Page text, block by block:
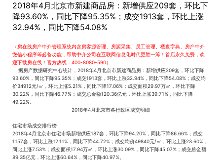
2018年4月北京市新建商品房：新增供应209套，环比下
降93.60%，同比下降95.35%；成交1913套，环比上涨
32.94%，同比下降54.08%
（房在线房产中介管理系统内含房客源管理、房源采集、员工管理、楼盘字典、房产中介
微信小程序等必备功能，帮助中介公司在互联网信息化时代更胜一筹！首店永久免费，欢
迎下载房在线！官方热线：400-8080-590）
据房产数据研究中心统计，2018年4月北京市新建商品房：新增供应209套，环比下降
93.60%，同比下降95.35%；成交1913套，环比上涨32.94%，同比下降54.08%；成交均
价34912元/㎡，环比上涨5.21%，同比下降17.06%；成交面积29.97万㎡，环比下降
30.22%，同比下降46.77%；成交总金额120.36亿元，环比上涨39.71%，同比下降
49.22%。
2018年4月北京市各行政区成交明细
住宅市场成交排行榜
2018年4月北京市住宅市场新增供应187套，环比下降94.20%，同比下降86.66%；成交
1157套，环比上涨12.11%，同比下降44.72%；成交均价49840元/㎡，环比上涨23.60%，
同比上涨7.53%；成交面积17.94万㎡，环比上涨30.09%，同比下降45.07%；成交总金额
89.35亿元，环比上涨60.64%，同比下降40.97%。